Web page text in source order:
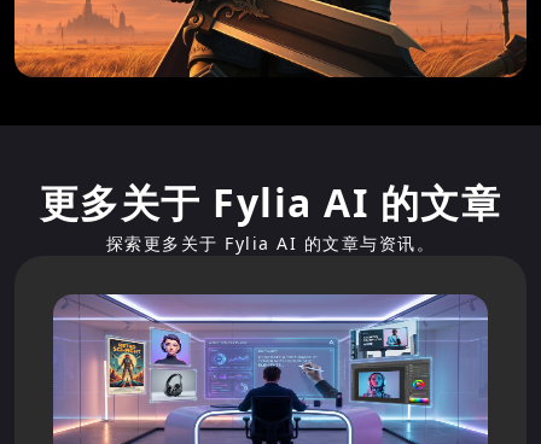
更多关于 Fylia AI 的文章
探索更多关于 Fylia AI 的文章与资讯。